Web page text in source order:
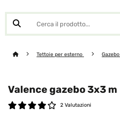
Tettoie per esterno Gazebo
Valence gazebo 3x3 m
2 Valutazioni